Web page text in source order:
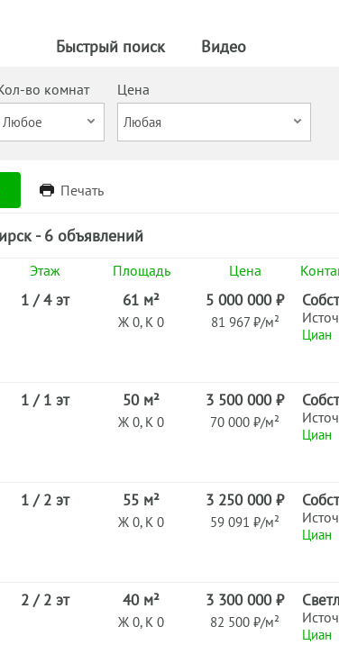
Быстрый поиск Видео
во комнат
Цена
Печать
- 6 объявлений
Этаж Площадь Цена
1 / 4 эт 61 м²
Ж 0, К 0
5 000 000 ₽
81 967 ₽/м²
Циан
1 / 1 эт 50 м²
Ж 0, К 0
3 500 000 ₽
70 000 ₽/м²
Циан
1 / 2 эт 55 м²
Ж 0, К 0
3 250 000 ₽
59 091 ₽/м²
Циан
2 / 2 эт 40 м²
Ж 0, К 0
3 300 000 ₽
82 500 ₽/м²
Циан